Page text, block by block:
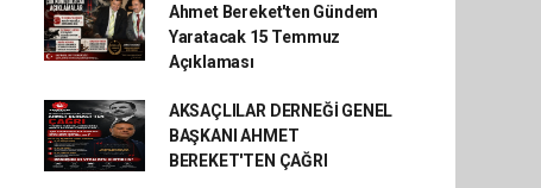
Ahmet Bereket'ten Gündem
Yaratacak 15 Temmuz
Açıklaması
AKSAÇLILAR DERNEĞİ GENEL
BAŞKANI AHMET
BEREKET'TEN ÇAĞRI